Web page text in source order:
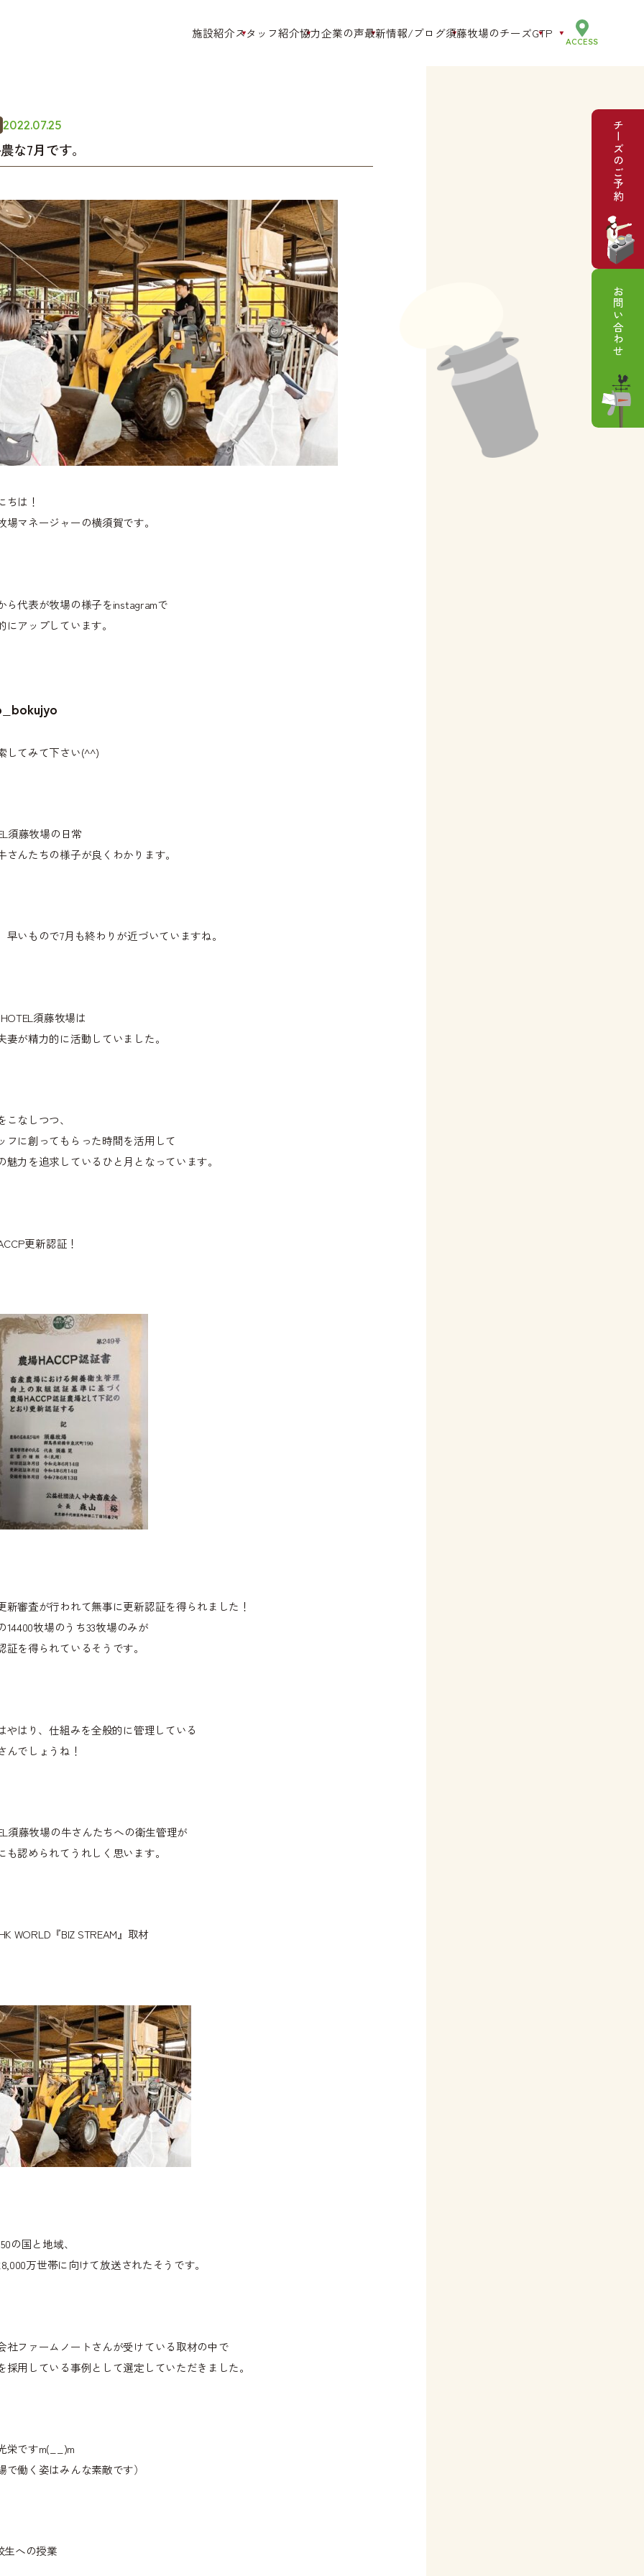
チーズのご予約
お問い合わせ
施設紹介スタッフ紹介協力企業の声最新情報/ブログ須藤牧場のチーズGTP
ACCESS
2022.07.25
な7月です。
ちは！
場マネージャーの横須賀です。
ら代表が牧場の様子をinstagramで
にアップしています。
してみて下さい(^^)
須藤牧場の日常
さんたちの様子が良くわかります。
早いもので7月も終わりが近づいていますね。
須藤牧場は
妻が精力的に活動していました。
こなしつつ、
フに創ってもらった時間を活用して
魅力を追求しているひと月となっています。
更新認証！
新審査が行われて無事に更新認証を得られました！
14400牧場のうち33牧場のみが
証を得られているそうです。
やはり、仕組みを全般的に管理している
んでしょうね！
須藤牧場の牛さんたちへの衛生管理が
も認められてうれしく思います。
WORLD『BIZ STREAM』取材
の国と地域、
万世帯に向けて放送されたそうです。
社ファームノートさんが受けている取材の中で
採用している事例として選定していただきました。
栄ですm(__)m
で働く姿はみんな素敵です）
生への授業